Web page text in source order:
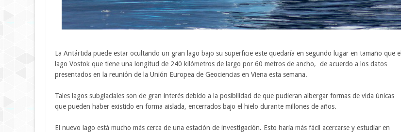
La Antártida puede estar ocultando un gran lago bajo su superficie este quedaría en segundo lugar en tamaño que el
lago Vostok que tiene una longitud de 240 kilómetros de largo por 60 metros de ancho, de acuerdo a los datos
presentados en la reunión de la Unión Europea de Geociencias en Viena esta semana.
Tales lagos subglaciales son de gran interés debido a la posibilidad de que pudieran albergar formas de vida únicas
que pueden haber existido en forma aislada, encerrados bajo el hielo durante millones de años.
El nuevo lago está mucho más cerca de una estación de investigación. Esto haría más fácil acercarse y estudiar en